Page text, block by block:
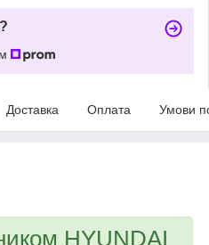
Доставка Оплата Умови
HYUNDAI